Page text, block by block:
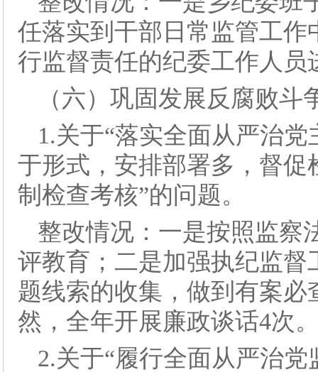
任落实到干部日常监管工
行监督责任的纪委工作人员
（六）巩固发展反腐败斗
1.关于“落实全面从严治
于形式，安排部署多，督
制检查考核”的问题。
整改情况：一是按照监察
评教育；二是加强执纪监
题线索的收集，做到有案
然，全年开展廉政谈话4次
2.关于“履行全面从严治